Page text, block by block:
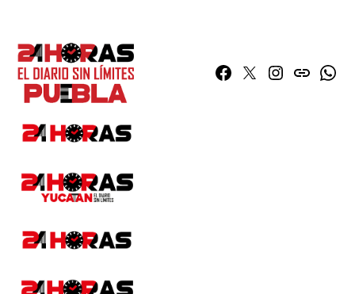
Facebook
TwitterInstagram
issuu